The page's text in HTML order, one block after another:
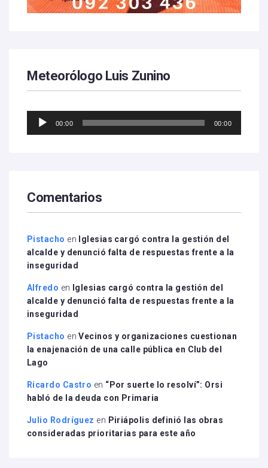
Meteorólogo Luis Zunino
Reproductor
00:00 00:00
Comentarios
Pistacho en
Iglesias cargó contra la gestión del
alcalde y denunció falta de respuestas frente a la
inseguridad
Alfredo en
Iglesias cargó contra la gestión del
alcalde y denunció falta de respuestas frente a la
inseguridad
Pistacho enVecinos y organizaciones cuestionan
la enajenación de una calle pública en Club del
Lago
Ricardo Castro en “Por suerte lo resolví”: Orsi
habló de la deuda con Primaria
Julio Rodríguez en Piriápolis definió las obras
consideradas prioritarias para este año